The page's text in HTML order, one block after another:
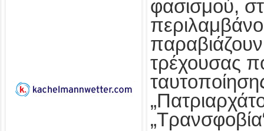
φασισμού,
τρέχουσας